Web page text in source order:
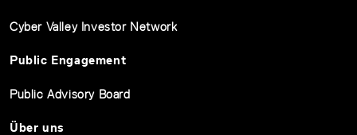
Cyber Valley Investor Network
Public Engagement
Public Advisory Board
Über uns